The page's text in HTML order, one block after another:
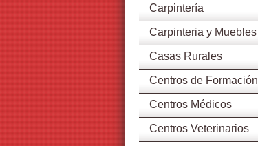
Carpintería
Carpinteria y Muebles
Casas Rurales
Centros de Formación
Centros Médicos
Centros Veterinarios